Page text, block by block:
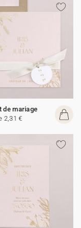
de mariage
2,31 €